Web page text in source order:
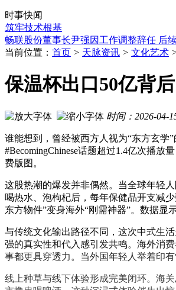
时事快闻
术根基
宇树智元竞速IPO，人形机器人赛道资本
畅联股份董事长尹强因工作调整辞任 后
张一鸣罕见发声：字节做模型拒绝“抄作
蒋宁任职资格获核准 履新马上消费金融
马斯克称AI热潮下内存芯片需求激增，
张一鸣表态：字节跳动坚持长期主义，
当前位置： 首页 > 天脉资讯 > 文化艺术
保温杯出口50亿背
时间：2026-04-
谁能想到，曾经被西方人视为“东方玄学
#BecomingChinese话题超过1.4亿次播
费版图。
这股热潮的爆发并非偶然。当全球年轻
喝热水、泡枸杞后，每年保健品开支减
东方物件”变身海外“刚需神器”。数据显
与传统文化输出路径不同，这次中式生
强的真实性和代入感引发共鸣。海外消
事都更具穿透力。当外国年轻人举着印
线上种草与线下体验形成完美闭环。海